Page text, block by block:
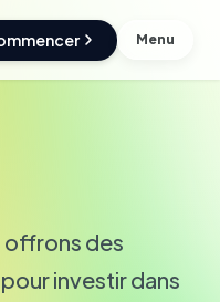
Menu
offrons des
investir dans